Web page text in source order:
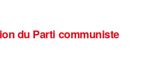
du Parti communiste